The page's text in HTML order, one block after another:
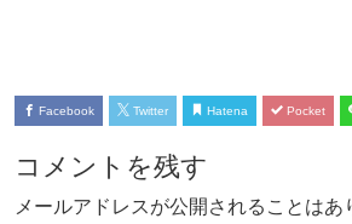
Facebook Twitter Hatena Pocket
コメントを残す
メールアドレスが公開されることはあ